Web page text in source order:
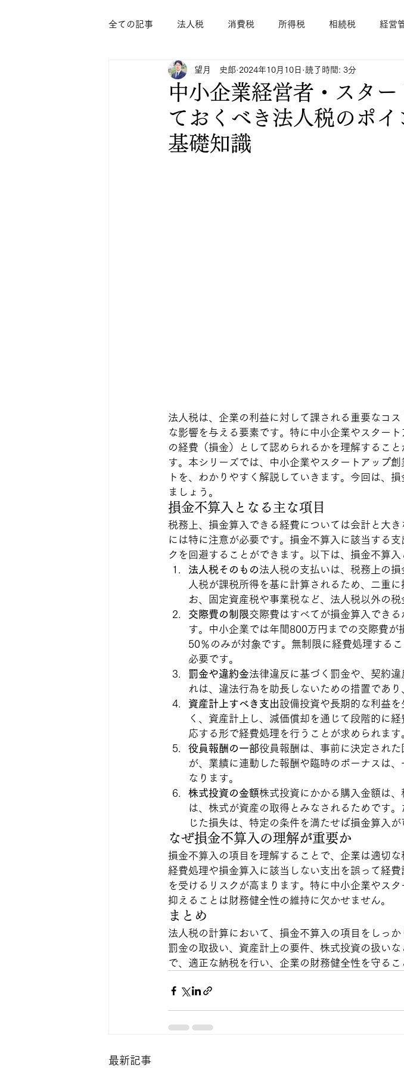
全ての記事 法人税 消費税 所得税 相続税 経営
中小企業経営者・スタ
ておくべき法人税のポ
基礎知識
望月 史郎 2024年10月10日 読了時間: 3分
法人税は、企業の利益に対して課される重要なコ
な影響を与える要素です。特に中小企業やスター
の経費（損金）として認められるかを理解するこ
す。本シリーズでは、中小企業やスタートアップ
トを、わかりやすく解説していきます。今回は、
ましょう。
損金不算入となる主な項目
税務上、損金算入できる経費については会計と大
には特に注意が必要です。損金不算入に該当する
クを回避することができます。以下は、損金不算入
法人税そのもの法人税の支払いは、税務上の
人税が課税所得を基に計算されるため、二重
お、固定資産税や事業税など、法人税以外の
交際費の制限交際費はすべてが損金算入でき
す。中小企業では年間800万円までの交際費
50％のみが対象です。無制限に経費処理する
必要です。
罰金や違約金法律違反に基づく罰金や、契約
れは、違法行為を助長しないための措置であ
資産計上すべき支出設備投資や長期的な利益
く、資産計上し、減価償却を通じて段階的に
応する形で経費処理を行うことが求められます
役員報酬の一部役員報酬は、事前に決定され
が、業績に連動した報酬や臨時のボーナスは
なります。
株式投資の金額株式投資にかかる購入金額は
は、株式が資産の取得とみなされるためです
じた損失は、特定の条件を満たせば損金算入が
なぜ損金不算入の理解が重要か
損金不算入の項目を理解することで、企業は適切
経費処理や損金算入に該当しない支出を誤って経
を受けるリスクが高まります。特に中小企業やス
抑えることは財務健全性の維持に欠かせません。
まとめ
法人税の計算において、損金不算入の項目をしっ
罰金の取扱い、資産計上の要件、株式投資の扱い
で、適正な納税を行い、企業の財務健全性を守るこ
最新記事